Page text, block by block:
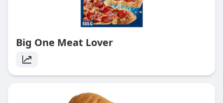
Big One Meat Lover